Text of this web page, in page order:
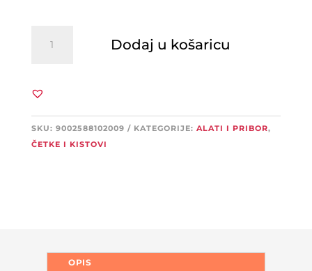
MYRON
količina
Dodaj u košaricu
SKU: 9002588102009 KATEGORIJE: ALATI I PRIBOR,
ČETKE I KISTOVI
OPIS